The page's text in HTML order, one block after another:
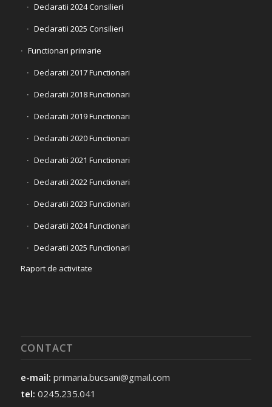
Declaratii 2024 Consilieri
Declaratii 2025 Consilieri
Functionari primarie
Declaratii 2017 Functionari
Declaratii 2018 Functionari
Declaratii 2019 Functionari
Declaratii 2020 Functionari
Declaratii 2021 Functionari
Declaratii 2022 Functionari
Declaratii 2023 Functionari
Declaratii 2024 Functionari
Declaratii 2025 Functionari
Raport de activitate
CONTACT
e-mail: primaria.bucsani@gmail.com
tel: 0245.235.041